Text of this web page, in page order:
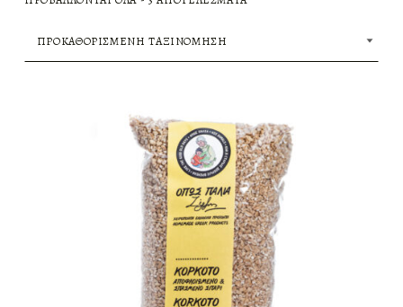
ΛΊΣΤΑ ΠΡΟΪΌΝΤΩΝ